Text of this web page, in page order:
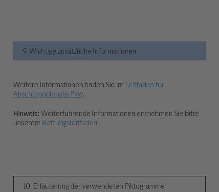
9. Wichtige zusätzliche Informationen
Weitere Informationen finden Sie im Leitfaden für
Abschleppdienste Pkw.
Hinweis:Weiterführende Informationen entnehmen Sie bitte
unserem Rettungsleitfaden.
10. Erläuterung der verwendeten Piktogramme